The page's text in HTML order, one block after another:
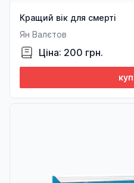
Кращий вік для смерті
Ян Валєтов
Ціна: 200 грн.